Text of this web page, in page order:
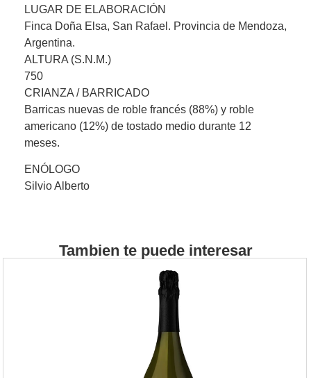
LUGAR DE ELABORACIÓN
Finca Doña Elsa, San Rafael. Provincia de Mendoza,
Argentina.
ALTURA (S.N.M.)
750
CRIANZA / BARRICADO
Barricas nuevas de roble francés (88%) y roble
americano (12%) de tostado medio durante 12
meses.
ENÓLOGO
Silvio Alberto
Tambien te puede interesar